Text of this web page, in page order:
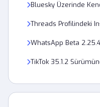
Bluesky Üzerinde
Threads Profilindeki
WhatsApp Beta
TikTok 35.1.2